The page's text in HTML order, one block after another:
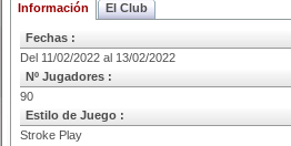
Información El Club
Fechas :
Del 11/02/2022 al 13/02/2022
Nº Jugadores :
90
Estilo de Juego :
Stroke Play